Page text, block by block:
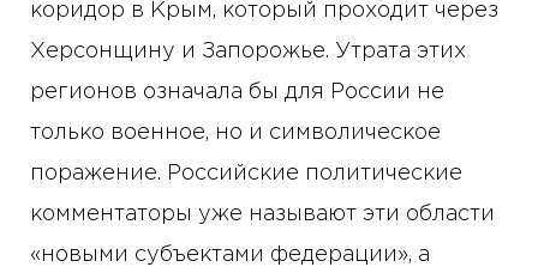
коридор в Крым, который проходит через
Херсонщину и Запорожье. Утрата этих
регионов означала бы для России не
только военное, но и символическое
поражение. Российские политические
комментаторы уже называют эти области
«новыми субъектами федерации», а